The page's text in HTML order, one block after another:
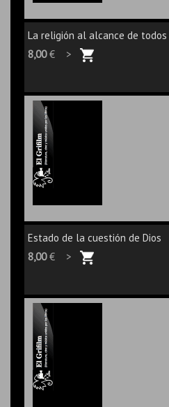
La religión al alcance de todos
8,00€ >
Estado de la cuestión de Dios
8,00€ >